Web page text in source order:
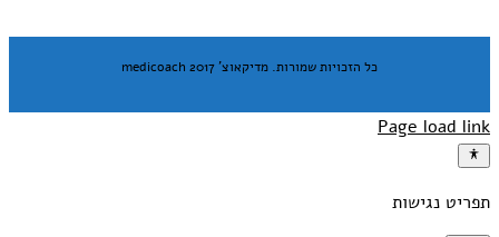
כל הזכויות שמורות. מדיקאוצ' medicoach 2017
Page load link
תפריט נגישות